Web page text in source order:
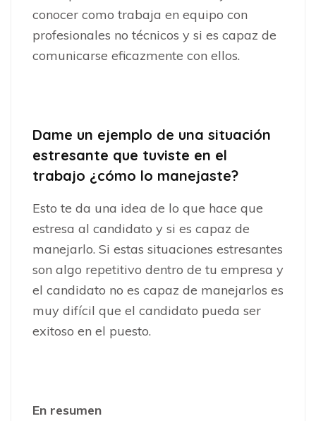
conocer como trabaja en equipo con
profesionales no técnicos y si es capaz de
comunicarse eficazmente con ellos.
Dame un ejemplo de una situación
estresante que tuviste en el
trabajo ¿cómo lo manejaste?
Esto te da una idea de lo que hace que
estresa al candidato y si es capaz de
manejarlo. Si estas situaciones estresantes
son algo repetitivo dentro de tu empresa y
el candidato no es capaz de manejarlos es
muy difícil que el candidato pueda ser
exitoso en el puesto.
En resumen